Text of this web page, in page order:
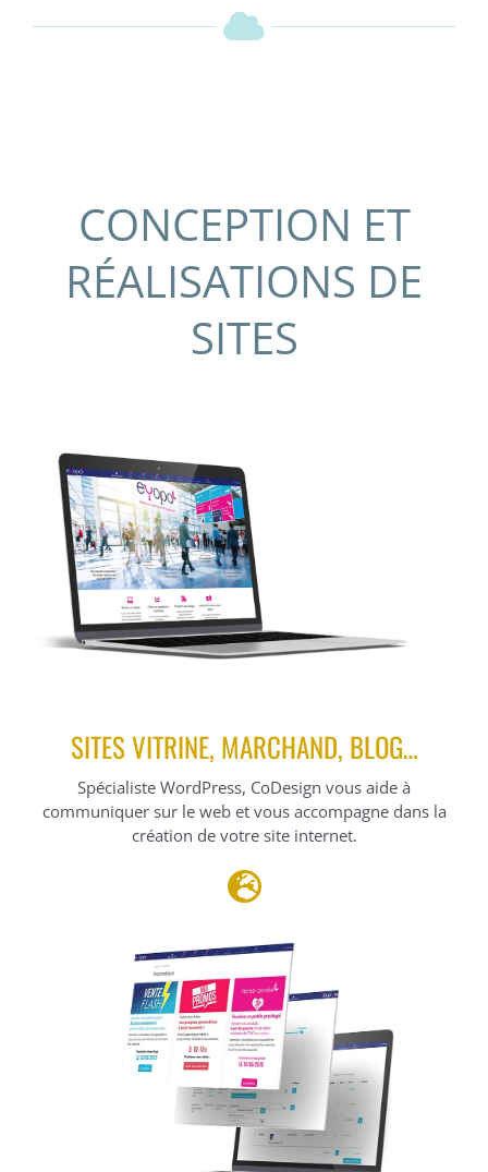
CONCEPTION ET
RÉALISATIONS DE
SITES
SITES VITRINE, MARCHAND, BLOG…
Spécialiste WordPress, CoDesign vous aide à
communiquer sur le web et vous accompagne dans la
création de votre site internet.